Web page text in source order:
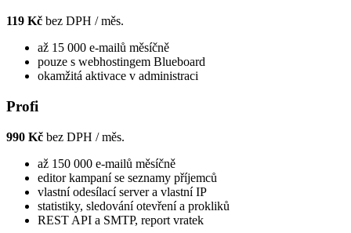
119 Kč bez DPH / měs.
až 15 000 e-mailů měsíčně
pouze s webhostingem Blueboard
okamžitá aktivace v administraci
Profi
990 Kč bez DPH / měs.
až 150 000 e-mailů měsíčně
editor kampaní se seznamy příjemců
vlastní odesílací server a vlastní IP
statistiky, sledování otevření a prokliků
REST API a SMTP, report vratek